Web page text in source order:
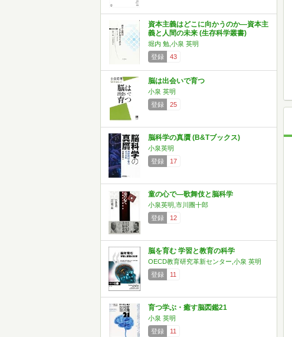
資本主義はどこに向かうのか―資本主
義と人間の未来 (生存科学叢書)
堀内 勉,小泉 英明
登録
43
脳は出会いで育つ
小泉 英明
登録
25
脳科学の真贋 (B&Tブックス)
小泉英明
登録
17
童の心で―歌舞伎と脳科学
小泉英明,市川團十郎
登録
12
脳を育む 学習と教育の科学
OECD教育研究革新センター,小泉 英明
登録
11
育つ学ぶ・癒す脳図鑑21
小泉 英明
登録
11